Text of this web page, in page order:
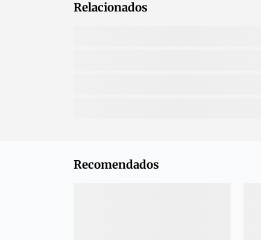
Relacionados
Recomendados